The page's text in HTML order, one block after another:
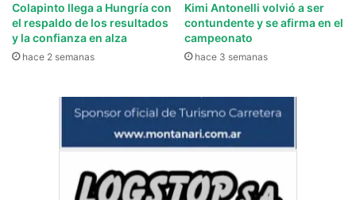
Colapinto llega a Hungría con
el respaldo de los resultados
y la confianza en alza
hace 2 semanas
Kimi Antonelli volvió a ser
contundente y se afirma en el
campeonato
hace 3 semanas